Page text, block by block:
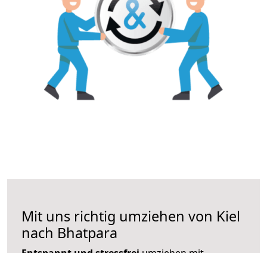
Mit uns richtig umziehen von Kiel
nach Bhatpara